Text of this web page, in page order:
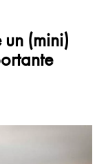
(mini)